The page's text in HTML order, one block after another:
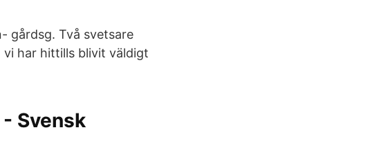
gårdsg. Två svetsare
har hittills blivit väldigt
Svensk